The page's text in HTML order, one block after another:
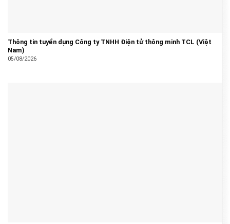
Thông tin tuyển dụng Công ty TNHH Điện tử thông minh TCL (Việt
Nam)
05/08/2026